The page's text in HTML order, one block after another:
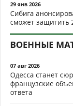
29 янв 2026
Сибига
сможет защитить
ВОЕННЫЕ
07 авг 2026
Одесса станет
французские
ответа